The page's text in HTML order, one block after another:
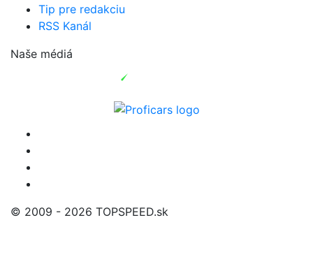
Tip pre redakciu
RSS Kanál
Naše médiá
© 2009 - 2026 TOPSPEED.sk